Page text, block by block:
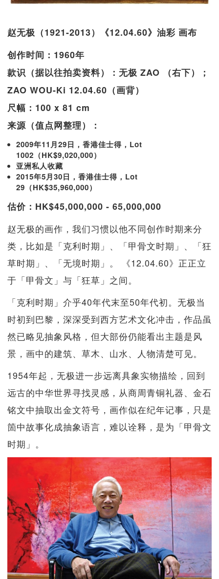
赵无极（1921-2013）《12.04.60》油彩 画布
创作时间：1960年
款识（据以往拍卖资料）：无极 ZAO （右下）；
ZAO WOU-Ki 12.04.60（画背）
尺幅：100 x 81 cm
来源（值点网整理）：
2009年11月29日，香港佳士得，Lot
1002（HK$9,020,000）
亚洲私人收藏
2015年5月30日，香港佳士得，Lot
29（HK$35,960,000）
估价：HK$45,000,000 - 65,000,000
赵无极的画作，我们习惯以他不同创作时期来分
类，比如是「克利时期」、「甲骨文时期」、「狂
草时期」、「无境时期」。 《12.04.60》正正立
于「甲骨文」与「狂草」之间。
「克利时期」介乎40年代末至50年代初。无极当
时初到巴黎，深深受到西方艺术文化冲击，作品虽
然已略见抽象风格，但大部份仍能看出主题是风
景，画中的建筑、草木、山水、人物清楚可见。
1954年起，无极进一步远离具象实物描绘，回到
远古的中华世界寻找灵感，从商周青铜礼器、金石
铭文中抽取出金文符号，画作似在纪年记事，只是
箇中故事化成抽象语言，难以诠释，是为「甲骨文
时期」。